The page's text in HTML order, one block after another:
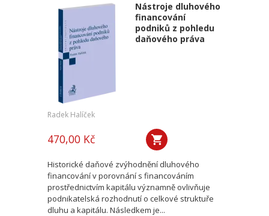
Nástroje dluhového
financování
podniků z pohledu
daňového práva
Radek Halíček
470,00 Kč
Historické daňové zvýhodnění dluhového
financování v porovnání s financováním
prostřednictvím kapitálu významně ovlivňuje
podnikatelská rozhodnutí o celkové struktuře
dluhu a kapitálu. Následkem je...